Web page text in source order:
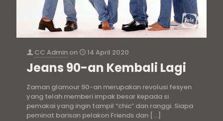
CC Admin on 14 April 2020
Jeans 90-an Kembali Lagi
Zaman glamour 90-an merupakan revolusi fesyen
yang telah memberi impak besar kepada si
pemakai yang ingin tampil “chic” dan ranggi. Siapa
peminat barisan pelakon Friends dan […]